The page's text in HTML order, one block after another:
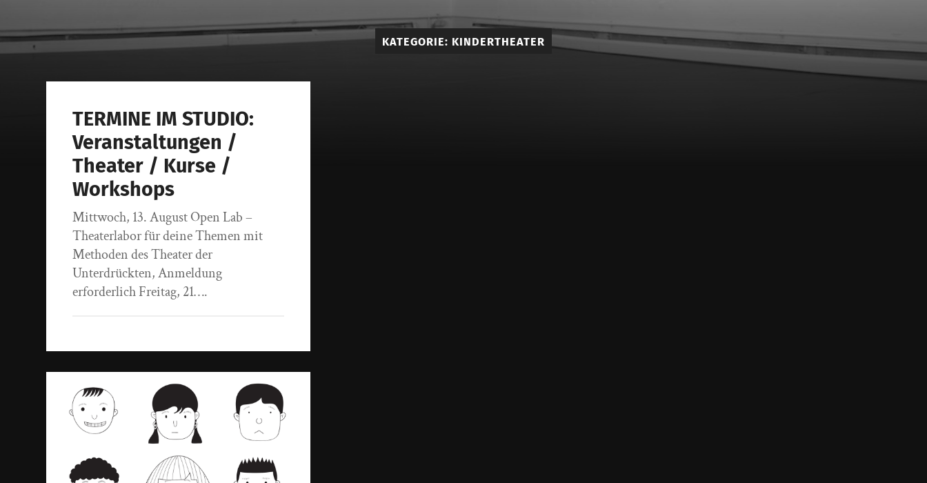
KATEGORIE: KINDERTHEATER
TERMINE IM STUDIO:
Veranstaltungen /
Theater / Kurse /
Workshops
Mittwoch, 13. August Open Lab –
Theaterlabor für deine Themen mit
Methoden des Theater der
Unterdrückten, Anmeldung
erforderlich Freitag, 21….